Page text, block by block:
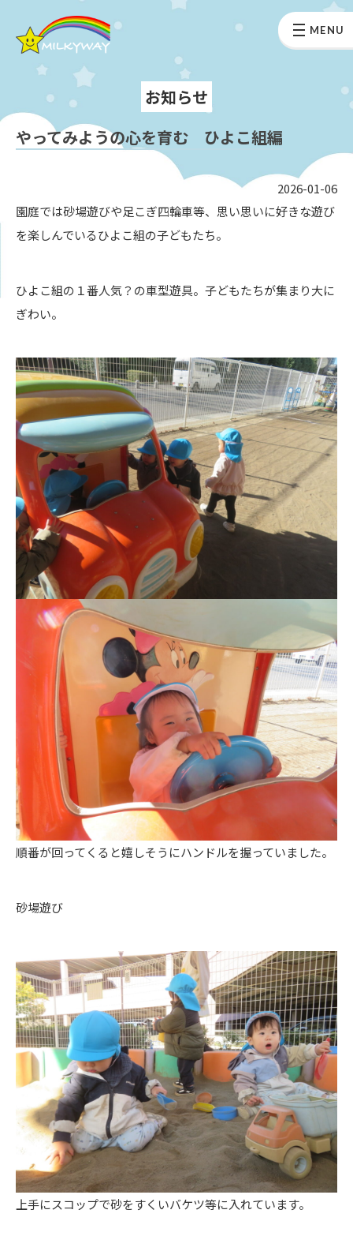
MENU
お知らせ
やってみようの心を育む ひよこ組編
2026-01-06
園庭では砂場遊びや足こぎ四輪車等、思い思いに好きな遊び
を楽しんでいるひよこ組の子どもたち。
ひよこ組の１番人気？の車型遊具。子どもたちが集まり大に
ぎわい。
順番が回ってくると嬉しそうにハンドルを握っていました。
砂場遊び
上手にスコップで砂をすくいバケツ等に入れています。